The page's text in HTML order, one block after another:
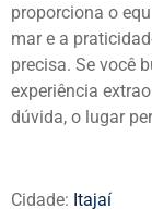
proporciona o
mar e a
precisa. Se você
experiência
dúvida, o lugar
Cidade: Itajaí